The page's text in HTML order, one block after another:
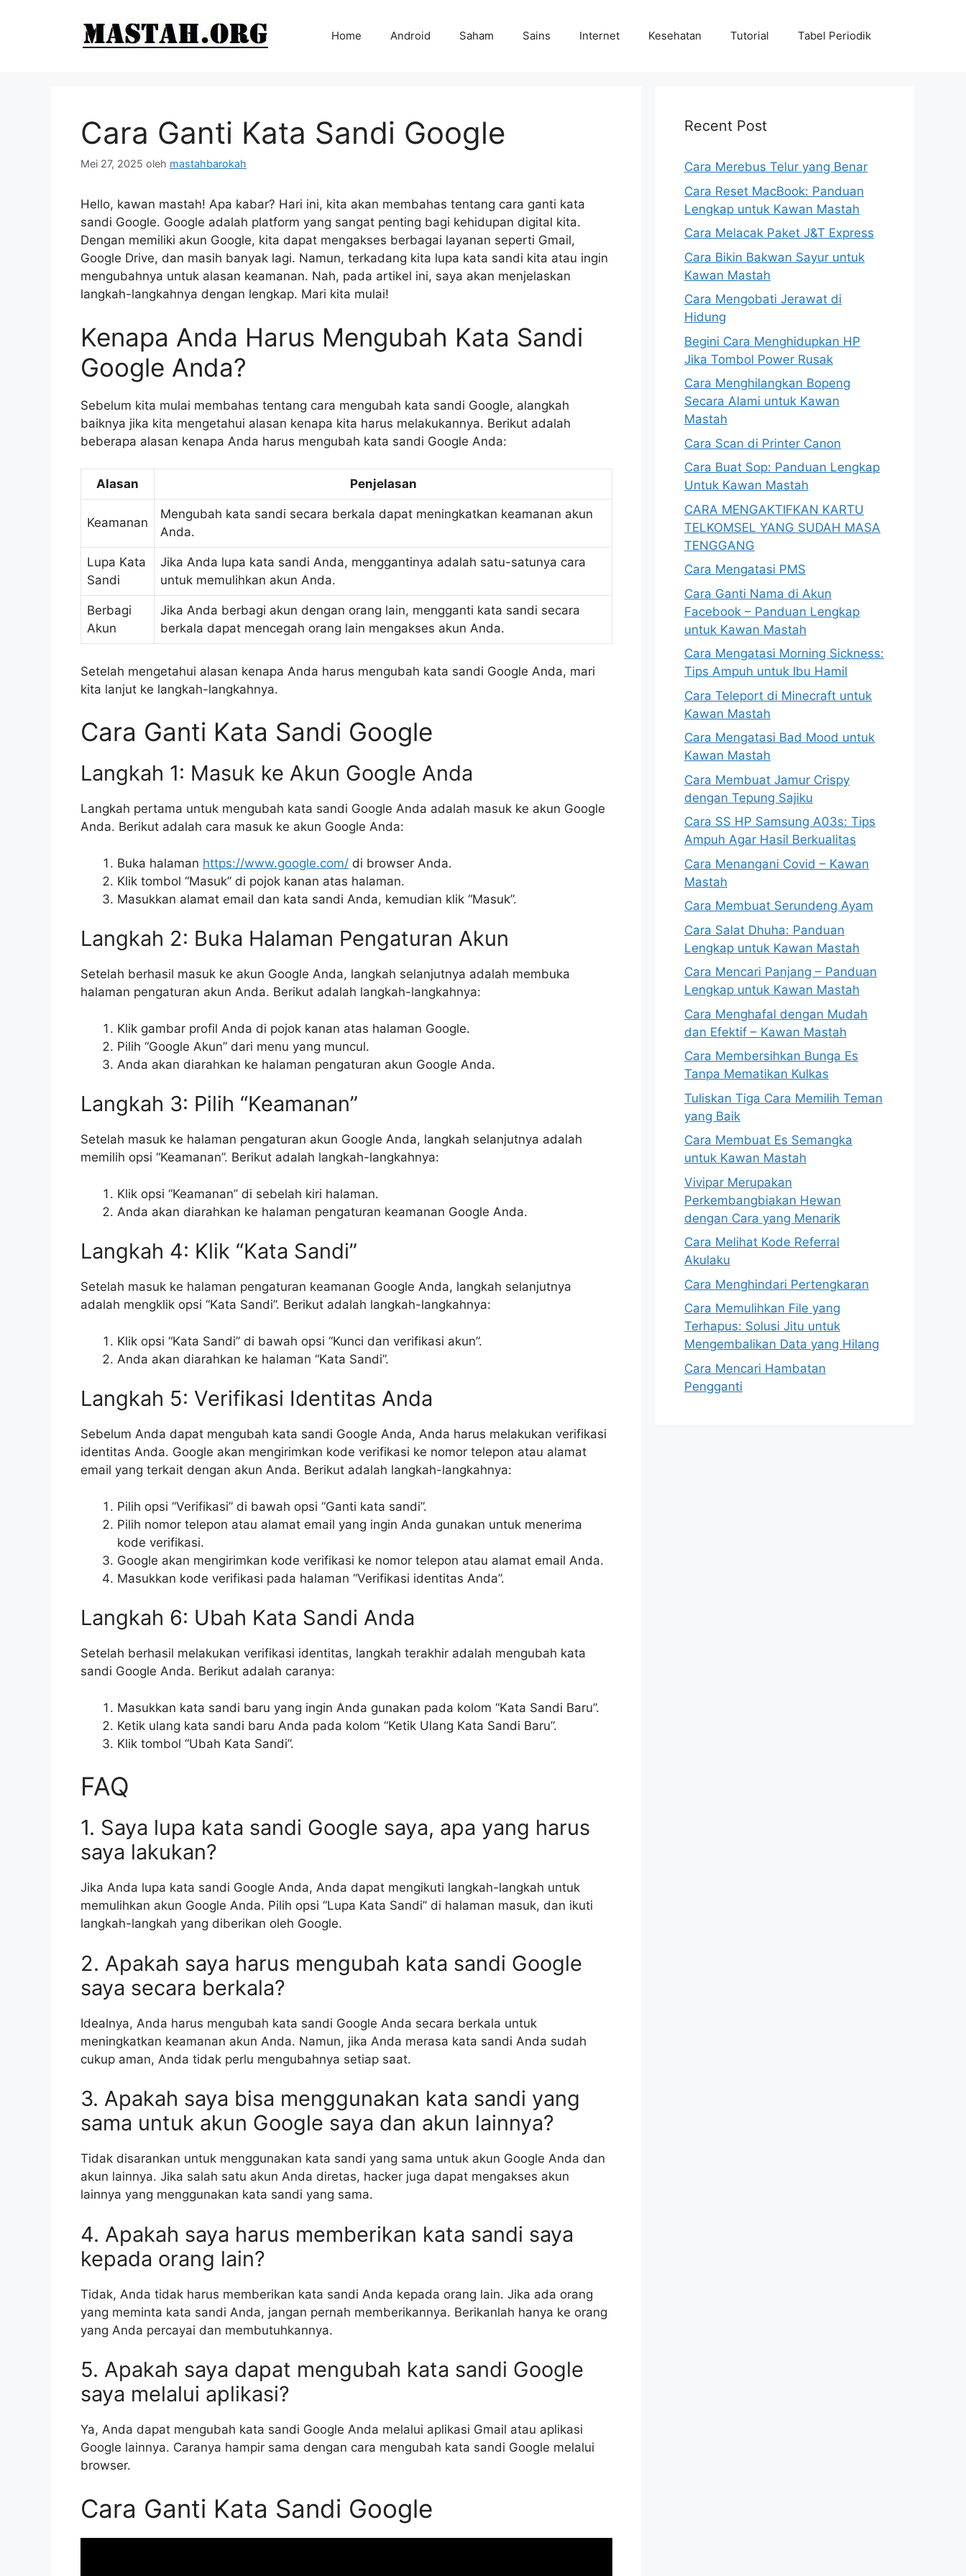
Home Android Saham Sains Internet Kesehatan Tutorial Tabel Periodik
Cara Ganti Kata Sandi Google
Mei 27, 2025 oleh mastahbarokah
Hello, kawan mastah! Apa kabar? Hari ini, kita akan membahas tentang cara ganti kata
sandi Google. Google adalah platform yang sangat penting bagi kehidupan digital kita.
Dengan memiliki akun Google, kita dapat mengakses berbagai layanan seperti Gmail,
Google Drive, dan masih banyak lagi. Namun, terkadang kita lupa kata sandi kita atau ingin
mengubahnya untuk alasan keamanan. Nah, pada artikel ini, saya akan menjelaskan
langkah-langkahnya dengan lengkap. Mari kita mulai!
Kenapa Anda Harus Mengubah Kata Sandi
Google Anda?
Sebelum kita mulai membahas tentang cara mengubah kata sandi Google, alangkah
baiknya jika kita mengetahui alasan kenapa kita harus melakukannya. Berikut adalah
beberapa alasan kenapa Anda harus mengubah kata sandi Google Anda:
Alasan Penjelasan
Keamanan
Mengubah kata sandi secara berkala dapat meningkatkan keamanan akun
Anda.
Lupa Kata
Sandi
Jika Anda lupa kata sandi Anda, menggantinya adalah satu-satunya cara
untuk memulihkan akun Anda.
Berbagi
Akun
Jika Anda berbagi akun dengan orang lain, mengganti kata sandi secara
berkala dapat mencegah orang lain mengakses akun Anda.
Setelah mengetahui alasan kenapa Anda harus mengubah kata sandi Google Anda, mari
kita lanjut ke langkah-langkahnya.
Cara Ganti Kata Sandi Google
Langkah 1: Masuk ke Akun Google Anda
Langkah pertama untuk mengubah kata sandi Google Anda adalah masuk ke akun Google
Anda. Berikut adalah cara masuk ke akun Google Anda:
Buka halaman https://www.google.com/ di browser Anda.
Klik tombol “Masuk” di pojok kanan atas halaman.
Masukkan alamat email dan kata sandi Anda, kemudian klik “Masuk”.
Langkah 2: Buka Halaman Pengaturan Akun
Setelah berhasil masuk ke akun Google Anda, langkah selanjutnya adalah membuka
halaman pengaturan akun Anda. Berikut adalah langkah-langkahnya:
Klik gambar profil Anda di pojok kanan atas halaman Google.
Pilih “Google Akun” dari menu yang muncul.
Anda akan diarahkan ke halaman pengaturan akun Google Anda.
Langkah 3: Pilih “Keamanan”
Setelah masuk ke halaman pengaturan akun Google Anda, langkah selanjutnya adalah
memilih opsi “Keamanan”. Berikut adalah langkah-langkahnya:
Klik opsi “Keamanan” di sebelah kiri halaman.
Anda akan diarahkan ke halaman pengaturan keamanan Google Anda.
Langkah 4: Klik “Kata Sandi”
Setelah masuk ke halaman pengaturan keamanan Google Anda, langkah selanjutnya
adalah mengklik opsi “Kata Sandi”. Berikut adalah langkah-langkahnya:
Klik opsi “Kata Sandi” di bawah opsi “Kunci dan verifikasi akun”.
Anda akan diarahkan ke halaman “Kata Sandi”.
Langkah 5: Verifikasi Identitas Anda
Sebelum Anda dapat mengubah kata sandi Google Anda, Anda harus melakukan verifikasi
identitas Anda. Google akan mengirimkan kode verifikasi ke nomor telepon atau alamat
email yang terkait dengan akun Anda. Berikut adalah langkah-langkahnya:
Pilih opsi “Verifikasi” di bawah opsi “Ganti kata sandi”.
Pilih nomor telepon atau alamat email yang ingin Anda gunakan untuk menerima
kode verifikasi.
Google akan mengirimkan kode verifikasi ke nomor telepon atau alamat email Anda.
Masukkan kode verifikasi pada halaman “Verifikasi identitas Anda”.
Langkah 6: Ubah Kata Sandi Anda
Setelah berhasil melakukan verifikasi identitas, langkah terakhir adalah mengubah kata
sandi Google Anda. Berikut adalah caranya:
Masukkan kata sandi baru yang ingin Anda gunakan pada kolom “Kata Sandi Baru”.
Ketik ulang kata sandi baru Anda pada kolom “Ketik Ulang Kata Sandi Baru”.
Klik tombol “Ubah Kata Sandi”.
FAQ
1. Saya lupa kata sandi Google saya, apa yang harus
saya lakukan?
Jika Anda lupa kata sandi Google Anda, Anda dapat mengikuti langkah-langkah untuk
memulihkan akun Google Anda. Pilih opsi “Lupa Kata Sandi” di halaman masuk, dan ikuti
langkah-langkah yang diberikan oleh Google.
2. Apakah saya harus mengubah kata sandi Google
saya secara berkala?
Idealnya, Anda harus mengubah kata sandi Google Anda secara berkala untuk
meningkatkan keamanan akun Anda. Namun, jika Anda merasa kata sandi Anda sudah
cukup aman, Anda tidak perlu mengubahnya setiap saat.
3. Apakah saya bisa menggunakan kata sandi yang
sama untuk akun Google saya dan akun lainnya?
Tidak disarankan untuk menggunakan kata sandi yang sama untuk akun Google Anda dan
akun lainnya. Jika salah satu akun Anda diretas, hacker juga dapat mengakses akun
lainnya yang menggunakan kata sandi yang sama.
4. Apakah saya harus memberikan kata sandi saya
kepada orang lain?
Tidak, Anda tidak harus memberikan kata sandi Anda kepada orang lain. Jika ada orang
yang meminta kata sandi Anda, jangan pernah memberikannya. Berikanlah hanya ke orang
yang Anda percayai dan membutuhkannya.
5. Apakah saya dapat mengubah kata sandi Google
saya melalui aplikasi?
Ya, Anda dapat mengubah kata sandi Google Anda melalui aplikasi Gmail atau aplikasi
Google lainnya. Caranya hampir sama dengan cara mengubah kata sandi Google melalui
browser.
Cara Ganti Kata Sandi Google
Recent Post
Cara Merebus Telur yang Benar
Cara Reset MacBook: Panduan
Lengkap untuk Kawan Mastah
Cara Melacak Paket J&T Express
Cara Bikin Bakwan Sayur untuk
Kawan Mastah
Cara Mengobati Jerawat di
Hidung
Begini Cara Menghidupkan HP
Jika Tombol Power Rusak
Cara Menghilangkan Bopeng
Secara Alami untuk Kawan
Mastah
Cara Scan di Printer Canon
Cara Buat Sop: Panduan Lengkap
Untuk Kawan Mastah
CARA MENGAKTIFKAN KARTU
TELKOMSEL YANG SUDAH MASA
TENGGANG
Cara Mengatasi PMS
Cara Ganti Nama di Akun
Facebook – Panduan Lengkap
untuk Kawan Mastah
Cara Mengatasi Morning Sickness:
Tips Ampuh untuk Ibu Hamil
Cara Teleport di Minecraft untuk
Kawan Mastah
Cara Mengatasi Bad Mood untuk
Kawan Mastah
Cara Membuat Jamur Crispy
dengan Tepung Sajiku
Cara SS HP Samsung A03s: Tips
Ampuh Agar Hasil Berkualitas
Cara Menangani Covid – Kawan
Mastah
Cara Membuat Serundeng Ayam
Cara Salat Dhuha: Panduan
Lengkap untuk Kawan Mastah
Cara Mencari Panjang – Panduan
Lengkap untuk Kawan Mastah
Cara Menghafal dengan Mudah
dan Efektif – Kawan Mastah
Cara Membersihkan Bunga Es
Tanpa Mematikan Kulkas
Tuliskan Tiga Cara Memilih Teman
yang Baik
Cara Membuat Es Semangka
untuk Kawan Mastah
Vivipar Merupakan
Perkembangbiakan Hewan
dengan Cara yang Menarik
Cara Melihat Kode Referral
Akulaku
Cara Menghindari Pertengkaran
Cara Memulihkan File yang
Terhapus: Solusi Jitu untuk
Mengembalikan Data yang Hilang
Cara Mencari Hambatan
Pengganti